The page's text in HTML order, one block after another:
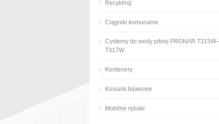
Recykling
Ciągniki komunalne
Cysterny do wody pitnej PRONAR T315W–
T317W
Kontenery
Kosiarki bijakowe
Mobilne rębaki